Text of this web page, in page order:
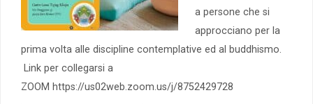
a persone che si
approcciano per la
prima volta alle discipline contemplative ed al buddhismo.
Link per collegarsi a
ZOOM https://us02web.zoom.us/j/8752429728